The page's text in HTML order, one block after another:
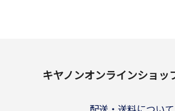
キヤノンオンラインショッ